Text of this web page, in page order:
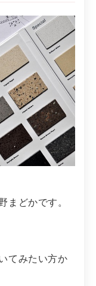
まどかです。
てみたい方か